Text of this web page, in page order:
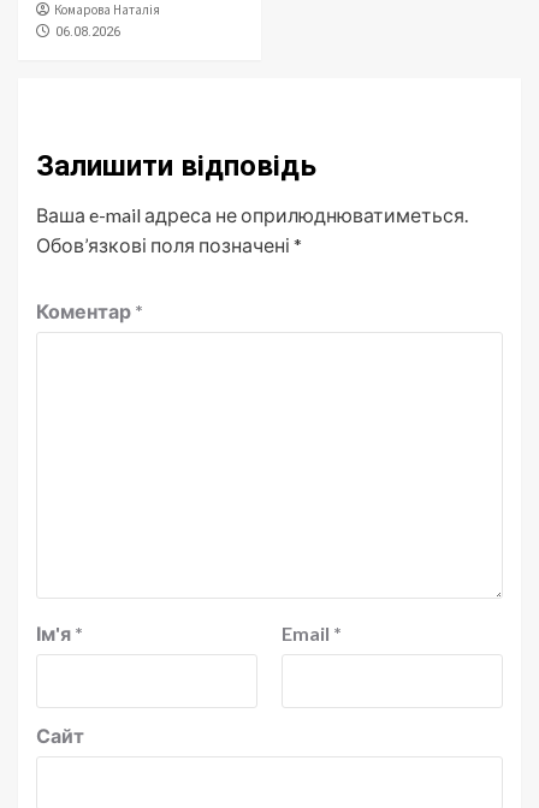
Комарова Наталія
06.08.2026
Залишити відповідь
Ваша e-mail адреса не оприлюднюватиметься.
Обов’язкові поля позначені *
Коментар *
Ім'я * Email *
Сайт